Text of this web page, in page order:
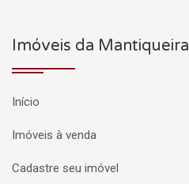
Imóveis da Mantiqueira
Início
Imóveis à venda
Cadastre seu imóvel